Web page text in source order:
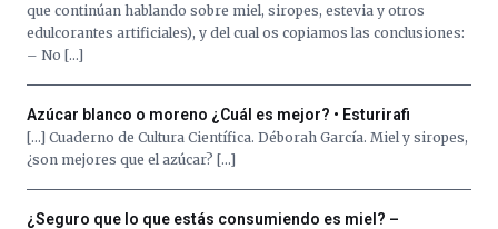
que continúan hablando sobre miel, siropes, estevia y otros
edulcorantes artificiales), y del cual os copiamos las conclusiones:
– No […]
Azúcar blanco o moreno ¿Cuál es mejor? • Esturirafi
[…] Cuaderno de Cultura Científica. Déborah García. Miel y siropes,
¿son mejores que el azúcar? […]
¿Seguro que lo que estás consumiendo es miel? –